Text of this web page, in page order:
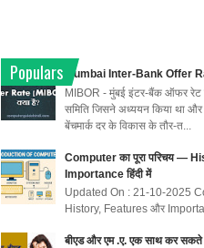
Populars
Mumbai Inter-Bank Offer
MIBOR - मुंबई इंटर-बैंक ऑफर रेट
समिति जिसने अध्ययन किया था और
बेंचमार्क दर के विकास के तौर-त...
Computer का पूरा परिचय —
Importance हिंदी में
Updated On : 21-10-2025
History, Features और
बीएड और एम .ए. एक साथ कर